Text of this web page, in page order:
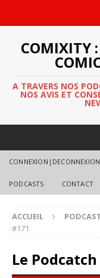
COMIXITY
A TRAVERS NOS
NOS AVIS ET
CONNEXION|DECONNEXION
PODCASTS CONTACT
ACCUEIL
#171
Le